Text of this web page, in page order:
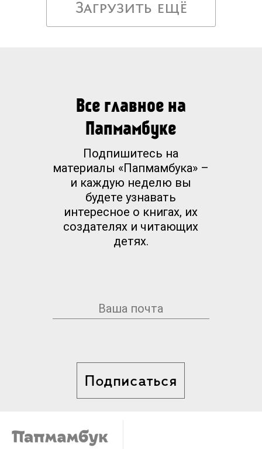
Загрузить ещё
Все главное на
Папмамбуке
Подпишитесь на
материалы «Папмамбука» –
и каждую неделю вы
будете узнавать
интересное о книгах, их
создателях и читающих
детях.
Подписаться